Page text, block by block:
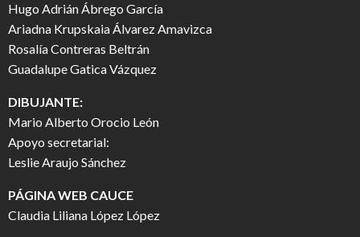
Hugo Adrián Ábrego García
Ariadna Krupskaia Álvarez Amavizca
Rosalía Contreras Beltrán
Guadalupe Gatica Vázquez
DIBUJANTE:
Mario Alberto Orocio León
Apoyo secretarial:
Leslie Araujo Sánchez
PÁGINA WEB CAUCE
Claudia Liliana López López